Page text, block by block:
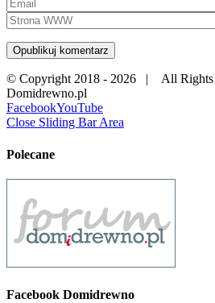
© Copyright 2018 - 2026 | All Rights
Domidrewno.pl
FacebookYouTube
Close Sliding Bar Area
Polecane
Facebook Domidrewno